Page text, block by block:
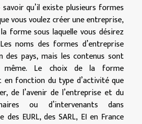
qu’il existe plusieurs formes
vous voulez créer une entreprise,
forme sous laquelle vous désirez
noms des formes d’entreprise
pays, mais les contenus sont
même. Le choix de la forme
en fonction du type d’activité que
de l’avenir de l’entreprise et du
ou d’intervenants dans
des EURL, des SARL, EI en France